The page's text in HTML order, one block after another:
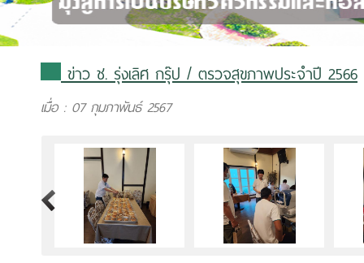
ข่าว ช. รุ่งเลิศ กรุ๊ป/ ตรวจสุขภาพประจำปี 2566
เมื่อ : 07 กุมภาพันธ์ 2567
>